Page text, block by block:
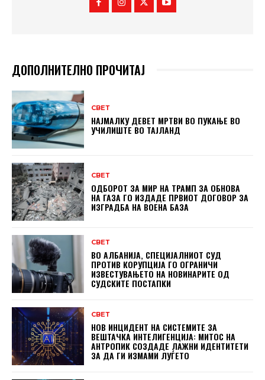
ДОПОЛНИТЕЛНО ПРОЧИТАЈ
СВЕТ
НАЈМАЛКУ ДЕВЕТ МРТВИ ВО ПУКАЊЕ ВО
УЧИЛИШТЕ ВО ТАЈЛАНД
СВЕТ
ОДБОРОТ ЗА МИР НА ТРАМП ЗА ОБНОВА
НА ГАЗА ГО ИЗДАДЕ ПРВИОТ ДОГОВОР ЗА
ИЗГРАДБА НА ВОЕНА БАЗА
СВЕТ
ВО АЛБАНИЈА, СПЕЦИЈАЛНИОТ СУД
ПРОТИВ КОРУПЦИЈА ГО ОГРАНИЧИ
ИЗВЕСТУВАЊЕТО НА НОВИНАРИТЕ ОД
СУДСКИТЕ ПОСТАПКИ
СВЕТ
НОВ ИНЦИДЕНТ НА СИСТЕМИТЕ ЗА
ВЕШТАЧКА ИНТЕЛИГЕНЦИЈА: МИТОС НА
АНТРОПИК СОЗДАДЕ ЛАЖНИ ИДЕНТИТЕТИ
ЗА ДА ГИ ИЗМАМИ ЛУЃЕТО